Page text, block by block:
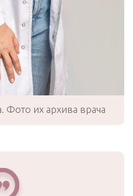
Фото их архива врача